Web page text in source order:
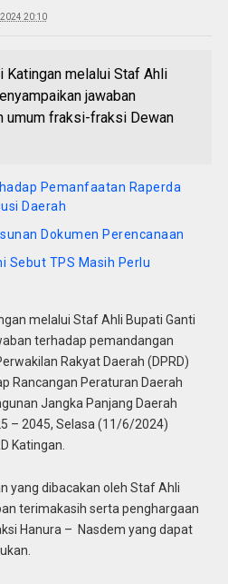
20:10
Katingan melalui Staf Ahli
jawaban
umum fraksi-fraksi Dewan
Pemanfaatan Raperda
Daerah
Dokumen Perencanaan
Sebut TPS Masih Perlu
melalui Staf Ahli Bupati Ganti
terhadap pemandangan
Rakyat Daerah (DPRD)
Rancangan Peraturan Daerah
Jangka Panjang Daerah
– 2045, Selasa (11/6/2024)
Katingan.
yang dibacakan oleh Staf Ahli
terimakasih serta penghargaan
Hanura – Nasdem yang dapat